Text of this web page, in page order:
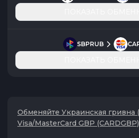
SBPRUB
Обменяйте Украинская гривна
Visa/MasterCard GBP